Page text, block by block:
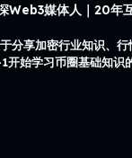
Web3媒体人｜20年
分享加密行业知识、
始学习币圈基础知识